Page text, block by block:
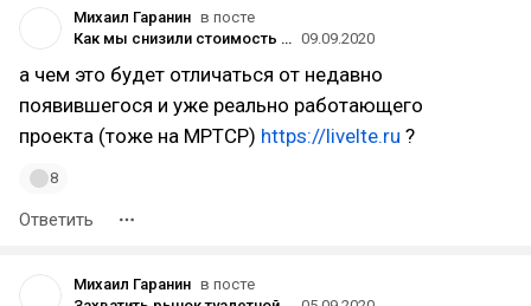
Михаил Гаранин в посте
Как мы снизили стоимость интернета в офисе с 25 до 5 тысяч рублей в месяц 09.09.2020
а чем это будет отличаться от недавно
появившегося и уже реально работающего
проекта (тоже на MPTCP) https://livelte.ru ?
8
Ответить
Михаил Гаранин в посте